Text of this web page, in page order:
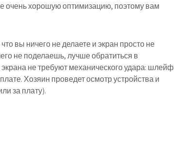
очень хорошую оптимизацию, поэтому вам
вы ничего не делаете и экран просто не
не поделаешь, лучше обратиться в
не требуют механического удара: шлейф
Хозяин проведет осмотр устройства и
за плату).